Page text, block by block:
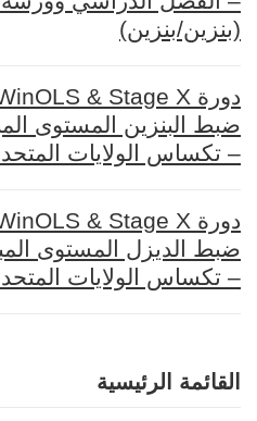
(بنزين/بنزين)
ضبط البنزين المستوى
– تكساس الولايات
ضبط الديزل المستوى
– تكساس الولايات
القائمة الرئيسية